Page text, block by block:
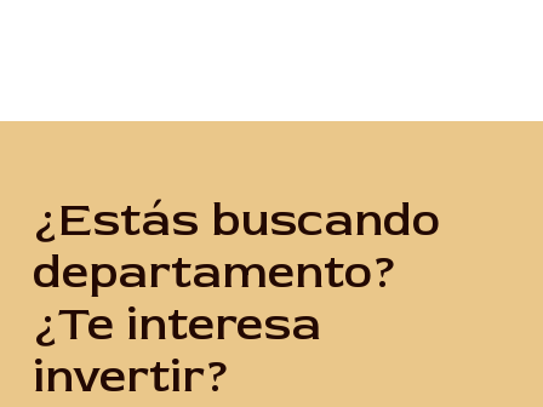
¿Estás buscando
departamento?
¿Te interesa
invertir?